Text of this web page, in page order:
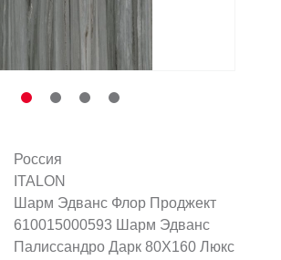
Россия
ITALON
Шарм Эдванс Флор Проджект
610015000593 Шарм Эдванс
Палиссандро Дарк 80X160 Люкс